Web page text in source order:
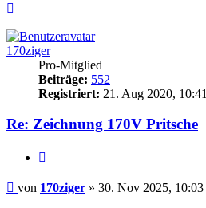
170ziger
Pro-Mitglied
Beiträge: 552
Registriert: 21. Aug 2020, 10:41
Re: Zeichnung 170V Pritsche
Beitrag
von 170ziger » 30. Nov 2025, 10:03